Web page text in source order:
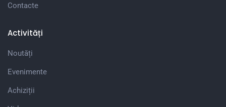
Contacte
Activități
Noutăți
Evenimente
Achiziții